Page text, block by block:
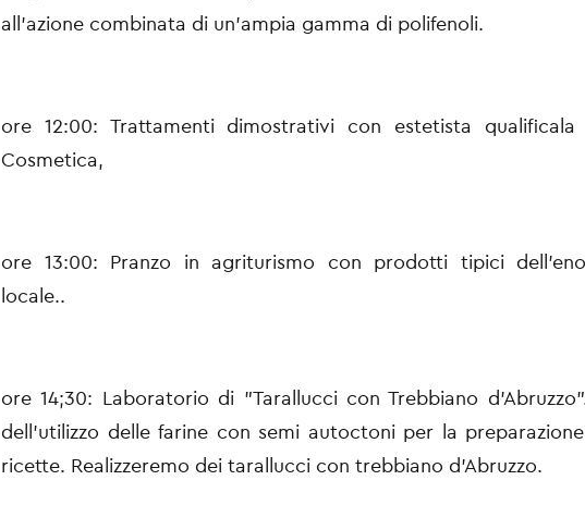
all'azione combinata di un'ampia gamma di polifenoli.
ore 12:00: Trattamenti dimostrativi con estetista qualificala
Cosmetica,
ore 13:00: Pranzo in agriturismo con prodotti tipici
locale..
ore 14;30: Laboratorio di "Tarallucci con Trebbiano
dell'utilizzo delle farine con semi autoctoni per la
ricette. Realizzeremo dei tarallucci con trebbiano d'Abruzzo.